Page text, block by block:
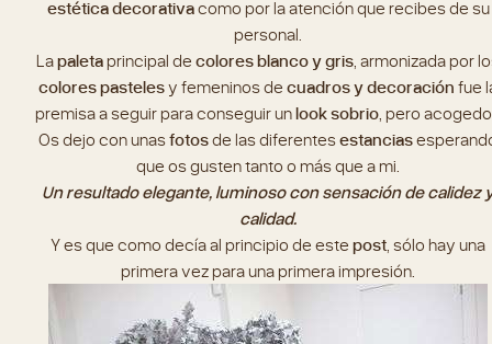
estéticadecorativacomo por la atención que recibes de su
personal.
Lapaletaprincipal decoloresblanco y gris, armonizada por
colores pastelesy femeninos decuadros y decoraciónfue
premisa a seguir para conseguir unlook sobrio, pero
Os dejo con unasfotosde las diferentesestancias
que os gusten tanto o más que a mi.
Un resultado elegante, luminoso con sensación de calidez
calidad.
Y es que como decía al principio de estepost, sólo hay una
primera vez para una primera impresión.